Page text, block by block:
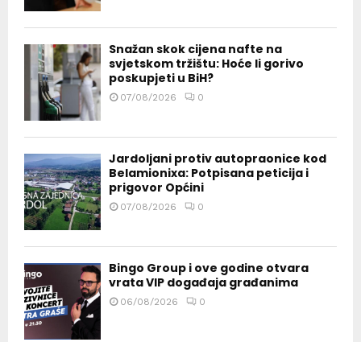
Snažan skok cijena nafte na
svjetskom tržištu: Hoće li gorivo
poskupjeti u BiH?
07/08/2026 0
Jardoljani protiv autopraonice kod
Belamionixa: Potpisana peticija i
prigovor Općini
07/08/2026 0
Bingo Group i ove godine otvara
vrata VIP događaja građanima
06/08/2026 0